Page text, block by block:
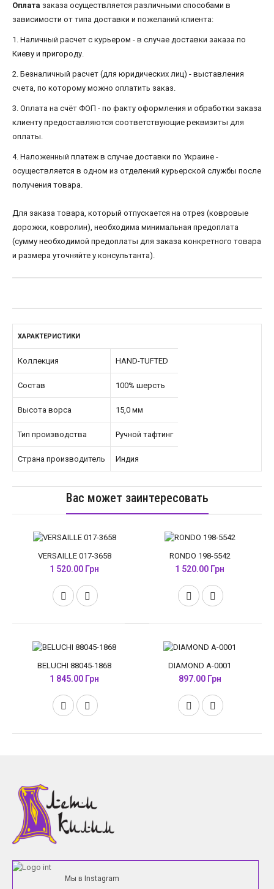
Оплата заказа осуществляется различными способами в
зависимости от типа доставки и пожеланий клиента:
1. Наличный расчет с курьером - в случае доставки заказа по
Киеву и пригороду.
2. Безналичный расчет (для юридических лиц) - выставления
счета, по которому можно оплатить заказ.
3. Оплата на счёт ФОП - по факту оформления и обработки заказа
клиенту предоставляются соответствующие реквизиты для
оплаты.
4. Наложенный платеж в случае доставки по Украине -
осуществляется в одном из отделений курьерской службы после
получения товара.
Для заказа товара, который отпускается на отрез (ковровые
дорожки, ковролин), необходима минимальная предоплата
(сумму необходимой предоплаты для заказа конкретного товара
и размера уточняйте у консультанта).
ХАРАКТЕРИСТИКИ
Коллекция HAND-TUFTED
Состав 100% шерсть
Высота ворса 15,0 мм
Тип производства Ручной тафтинг
Страна производитель Индия
Вас может заинтересовать
VERSAILLE 017-3658
1 520.00 Грн
RONDO 198-5542
1 520.00 Грн
BELUCHI 88045-1868
1 845.00 Грн
DIAMOND A-0001
897.00 Грн
Мы в Instagram